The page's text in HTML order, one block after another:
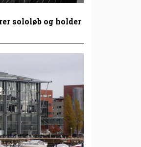
sololøb og holder